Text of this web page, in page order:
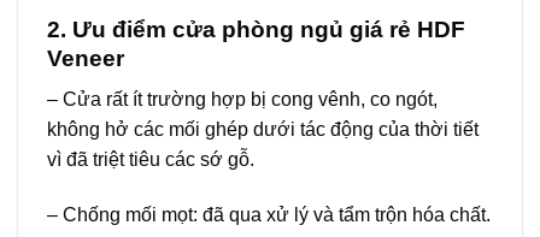
2. Ưu điểm cửa phòng ngủ giá rẻ HDF
Veneer
– Cửa rất ít trường hợp bị cong vênh, co ngót,
không hở các mối ghép dưới tác động của thời tiết
vì đã triệt tiêu các sớ gỗ.
– Chống mối mọt: đã qua xử lý và tẩm trộn hóa chất.